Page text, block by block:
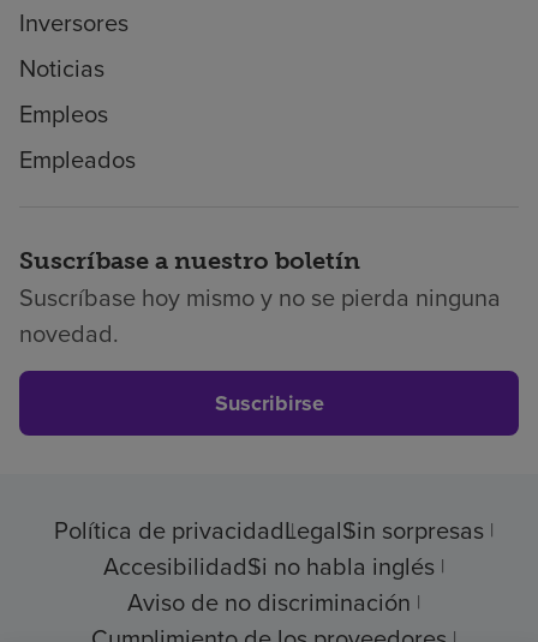
Inversores
Noticias
Empleos
Empleados
Suscríbase a nuestro boletín
Suscríbase hoy mismo y no se pierda ninguna
novedad.
Suscribirse
Política de privacidadLegalSin sorpresas
AccesibilidadSi no habla inglés
Aviso de no discriminación